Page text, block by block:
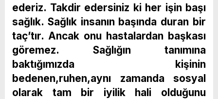
ederiz. Takdir edersiniz ki her işin başı
sağlık. Sağlık insanın başında duran bir
taç’tır. Ancak onu hastalardan başkası
göremez. Sağlığın tanımına
baktığımızda kişinin
bedenen,ruhen,aynı zamanda sosyal
olarak tam bir iyilik hali olduğunu